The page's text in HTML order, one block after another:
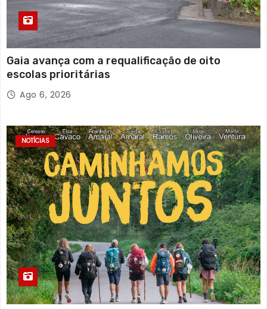
Gaia avança com a requalificação de oito
escolas prioritárias
Ago 6, 2026
NOTÍCIAS